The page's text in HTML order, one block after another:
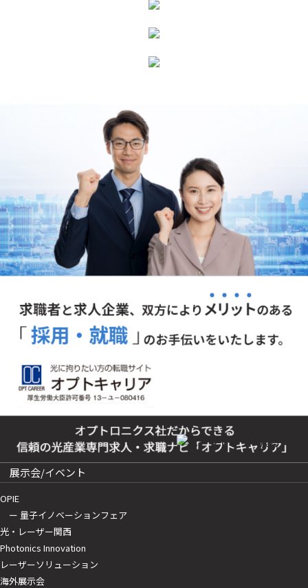
展示会/イベント
OPIE
ー 量子イノベーションフェア
光・レーザー関西
Photonics Innovation
レーザーソリューション
海外展示会